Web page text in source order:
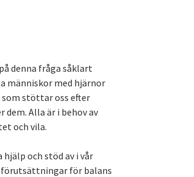
denna fråga såklart
människor med hjärnor
stöttar oss efter
Alla är i behov av
och vila.
hjälp och stöd av i vår
förutsättningar för balans